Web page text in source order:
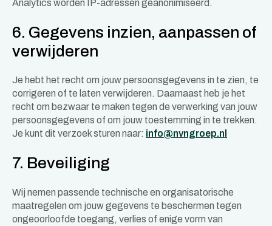
Analytics worden IP-adressen geanonimiseerd.
6. Gegevens inzien, aanpassen of
verwijderen
Je hebt het recht om jouw persoonsgegevens in te zien, te
corrigeren of te laten verwijderen. Daarnaast heb je het
recht om bezwaar te maken tegen de verwerking van jouw
persoonsgegevens of om jouw toestemming in te trekken.
Je kunt dit verzoek sturen naar: info@nvngroep.nl
7. Beveiliging
Wij nemen passende technische en organisatorische
maatregelen om jouw gegevens te beschermen tegen
ongeoorloofde toegang, verlies of enige vorm van